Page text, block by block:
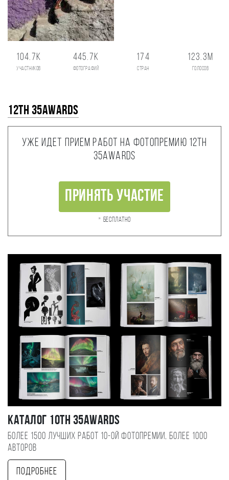
104.7K
участников
445.7K
фотографий
174
стран
123.3M
голосов
12th 35AWARDS
Уже идет прием работ на фотопремию 12th
35AWARDS
Принять участие
* Бесплатно
Каталог 10TH 35AWARDS
Более 1500 лучших работ 10-ой фотопремии, более 1000
авторов
Подробнее